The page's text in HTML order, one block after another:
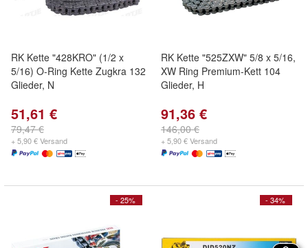
RK Kette "428KRO" (1/2 x
5/16) O-Ring Kette Zugkra 132
Glieder, N
51,61 €
79,47 €
+ 5,90 € Versand
RK Kette "525ZXW" 5/8 x 5/16,
XW Ring Premium-Kett 104
Glieder, H
91,36 €
146,00 €
+ 5,90 € Versand
- 25% - 34%